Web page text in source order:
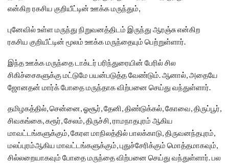
என்கிற ரகசிய குறியீட்டின் ஊக்க மருந்தும்,
புனேவில் உள்ள மருந்து நிறுவனத்திடம் இருந்து ஆரஞ்சு என்கிற
ரகசிய குறியீட்டின் மூலம் ஊக்க மருந்தையும் பெற்றுள்ளார்.
இந்த ஊக்க மருந்தை டாக்டர் பரிந்துரையின் பேரில் சில
சிகிச்சைகளுக்கு மட்டுமே பயன்படுத்த வேண்டும். ஆனால், அதையே
ஜோனதன் மார்க் போதை மருந்தாக விற்பனை செய்து வந்துள்ளார்.
தமிழகத்தில், சென்னை, ஓசூர், தேனி, திண்டுக்கல், கோவை, திருப்பூர்,
சிவகங்கை, கரூர், சேலம், திருச்சி, ராமநாதபுரம் ஆகிய
மாவட்டங்களுக்கும், கேரள மாநிலத்தில் பாலக்காடு, திருவனந்தபுரம்,
மலப்புரம்ஆகிய மாவட்டங்களுக்கும், புதுச்சேரிக்கும் மொத்தமாகவும்,
சில்லறையாகவும் போதை மருந்தை விற்பனை செய்து வந்துள்ளார். பல